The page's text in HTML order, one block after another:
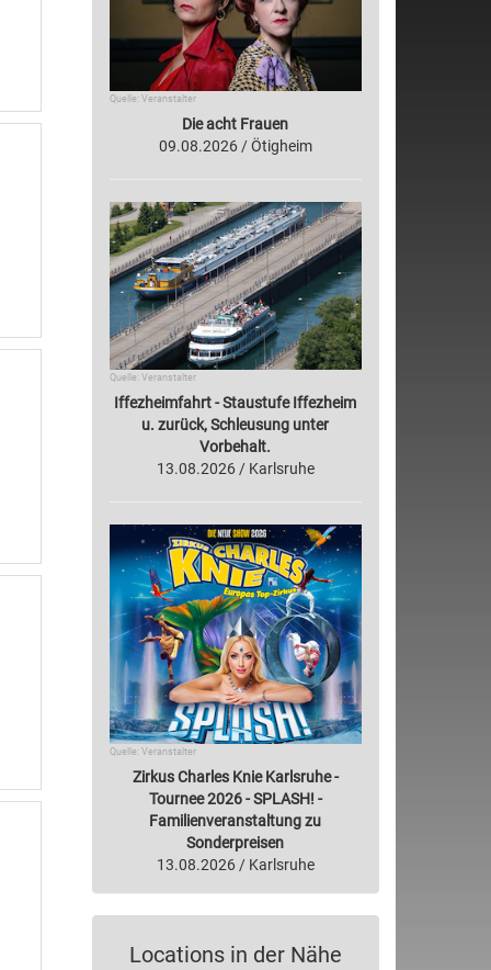
Quelle: Veranstalter
Die acht Frauen
09.08.2026 / Ötigheim
Quelle: Veranstalter
Iffezheimfahrt - Staustufe Iffezheim
u. zurück, Schleusung unter
Vorbehalt.
13.08.2026 / Karlsruhe
Quelle: Veranstalter
Zirkus Charles Knie Karlsruhe -
Tournee 2026 - SPLASH! -
Familienveranstaltung zu
Sonderpreisen
13.08.2026 / Karlsruhe
Locations in der Nähe